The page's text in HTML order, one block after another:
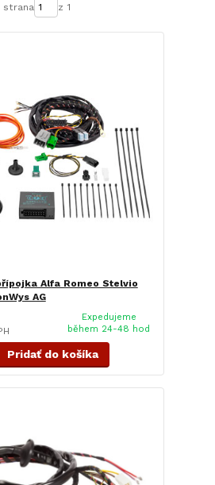
strana z 1
Alfa Romeo Stelvio
AG
Expedujeme
během 24-48 hod
Pridať do košíka